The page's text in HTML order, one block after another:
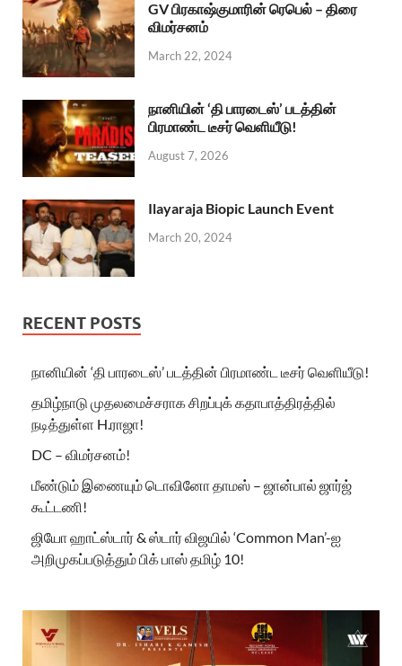
GV பிரகாஷ்குமாரின் ரெபெல் – திரை
விமர்சனம்
March 22, 2024
நானியின் ‘தி பாரடைஸ்’ படத்தின்
பிரமாண்ட டீசர் வெளியீடு!
August 7, 2026
Ilayaraja Biopic Launch Event
March 20, 2024
RECENT POSTS
நானியின் ‘தி பாரடைஸ்’ படத்தின் பிரமாண்ட டீசர் வெளியீடு!
தமிழ்நாடு முதலமைச்சராக சிறப்புக் கதாபாத்திரத்தில்
நடித்துள்ள H.ராஜா!
DC – விமர்சனம்!
மீண்டும் இணையும் டொவினோ தாமஸ் – ஜான்பால் ஜார்ஜ்
கூட்டணி!
ஜியோ ஹாட்ஸ்டார் & ஸ்டார் விஜயில் ‘Common Man’-ஐ
அறிமுகப்படுத்தும் பிக் பாஸ் தமிழ் 10!